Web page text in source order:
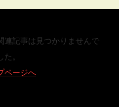
連記事は見つかりませんで
た。
ページへ